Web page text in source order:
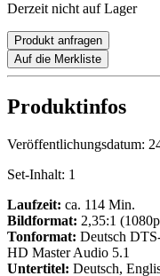
Derzeit nicht auf Lager
Produkt anfragen
Auf die Merkliste
Produktinfos
Veröffentlichungsdatum:
Set-Inhalt: 1
Laufzeit: ca. 114 Min.
Bildformat: 2,35:1
Tonformat: Deutsch
HD Master Audio 5.1
Untertitel: Deutsch,